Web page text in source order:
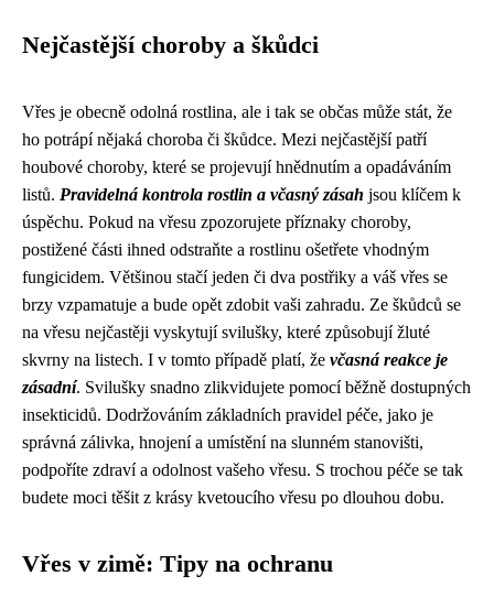
Nejčastější choroby a škůdci
Vřes je obecně odolná rostlina, ale i tak se občas může stát, že
ho potrápí nějaká choroba či škůdce. Mezi nejčastější patří
houbové choroby, které se projevují hnědnutím a opadáváním
listů. Pravidelná kontrola rostlin a včasný zásah jsou klíčem k
úspěchu. Pokud na vřesu zpozorujete příznaky choroby,
postižené části ihned odstraňte a rostlinu ošetřete vhodným
fungicidem. Většinou stačí jeden či dva postřiky a váš vřes se
brzy vzpamatuje a bude opět zdobit vaši zahradu. Ze škůdců se
na vřesu nejčastěji vyskytují svilušky, které způsobují žluté
skvrny na listech. I v tomto případě platí, že včasná reakce je
zásadní. Svilušky snadno zlikvidujete pomocí běžně dostupných
insekticidů. Dodržováním základních pravidel péče, jako je
správná zálivka, hnojení a umístění na slunném stanovišti,
podpoříte zdraví a odolnost vašeho vřesu. S trochou péče se tak
budete moci těšit z krásy kvetoucího vřesu po dlouhou dobu.
Vřes v zimě: Tipy na ochranu